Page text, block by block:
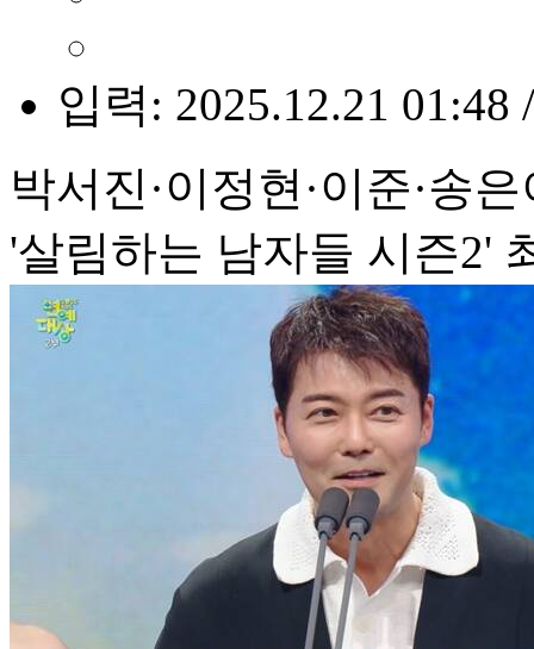
입력: 2025.12.21 01:48
박서진·이정현·이준·송
'살림하는 남자들 시즌2'